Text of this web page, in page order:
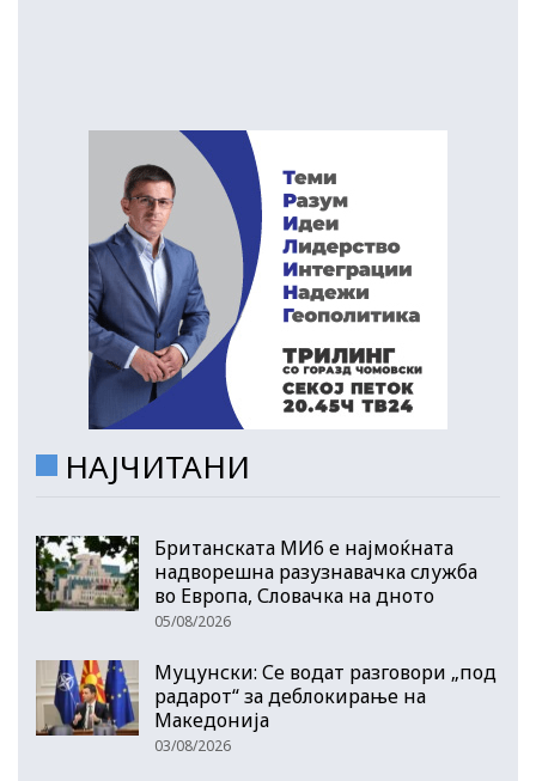
НАЈЧИТАНИ
Британската МИ6 е најмоќната
надворешна разузнавачка служба
во Европа, Словачка на дното
05/08/2026
Муцунски: Се водат разговори „под
радарот“ за деблокирање на
Македонија
03/08/2026